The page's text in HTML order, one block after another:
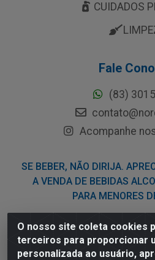
O nosso site coleta cookies
terceiros para proporcionar
personalizada ao usuário,
CUIDADOS
Fale
(83)
Acompanhe
SE BEBER, NÃO DIRIJA.
A VENDA DE BEBIDAS
PARA MENORES
Nordil Distribuidora - Avenida
Sesi - Bayeux/PB - CEP